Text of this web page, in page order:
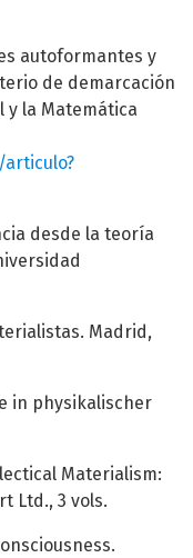
autoformantes y
de demarcación
y la Matemática
desde la teoría
Madrid,
in physikalischer
Materialism:
Ltd., 3 vols.